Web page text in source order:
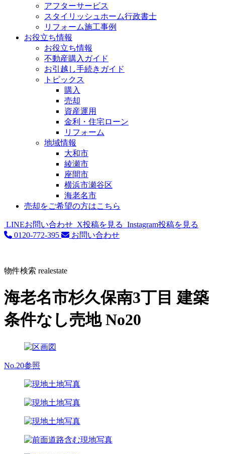
アフターサービス
スタイリッシュホーム行政書士
リフォーム施工事例
お役立ち情報
お役立ち情報
不動産購入ガイド
お引越し手続きガイド
トピックス
購入
売却
資産運用
金利・住宅ローン
リフォーム
地域情報
大和市
綾瀬市
座間市
横浜市瀬谷区
海老名市
売却をご希望の方はこちら
LINEお問い合わせ X投稿を見る Instagram投稿を見る
0120-772-395
お問い合わせ
物件検索 realestate
海老名市杉久保南3丁目 建築
条件なし売地 No20
No.20参照